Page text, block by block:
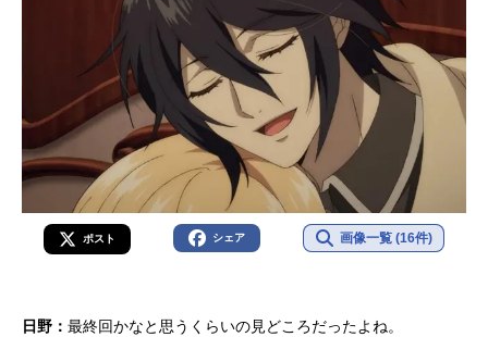
ポスト シェア 画像一覧 (16件)
日野： 最終回かなと思うくらいの見どころだったよね。